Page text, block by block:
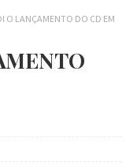
O LANÇAMENTO DO CD EM